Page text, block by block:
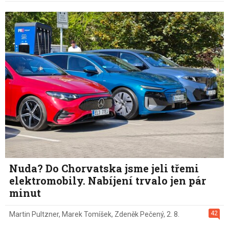
Nuda? Do Chorvatska jsme jeli třemi
elektromobily. Nabíjení trvalo jen pár
minut
42
Martin Pultzner, Marek Tomíšek, Zdeněk Pečený, 2. 8.